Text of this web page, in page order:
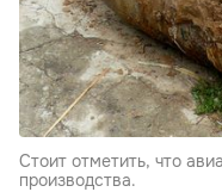
Стоит отметить, что
производства.